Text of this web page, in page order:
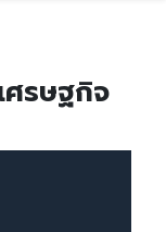
รษฐกิจ